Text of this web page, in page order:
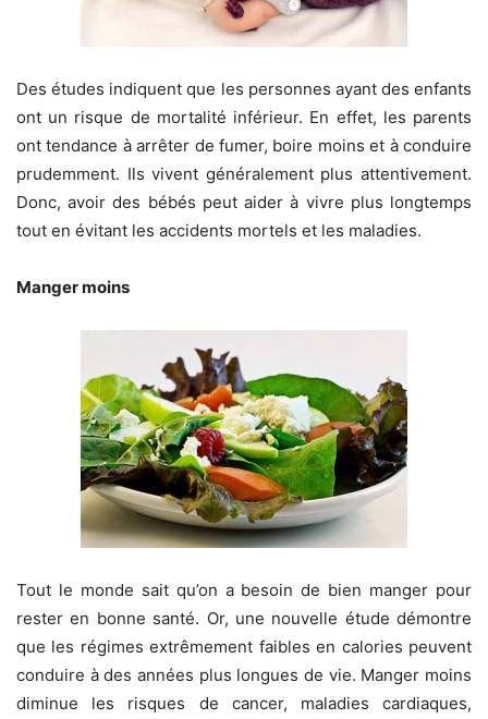
Des études indiquent que les personnes ayant des enfants
ont un risque de mortalité inférieur. En effet, les parents
ont tendance à arrêter de fumer, boire moins et à conduire
prudemment. Ils vivent généralement plus attentivement.
Donc, avoir des bébés peut aider à vivre plus longtemps
tout en évitant les accidents mortels et les maladies.
Manger moins
Tout le monde sait qu’on a besoin de bien manger pour
rester en bonne santé. Or, une nouvelle étude démontre
que les régimes extrêmement faibles en calories peuvent
conduire à des années plus longues de vie. Manger moins
diminue les risques de cancer, maladies cardiaques,